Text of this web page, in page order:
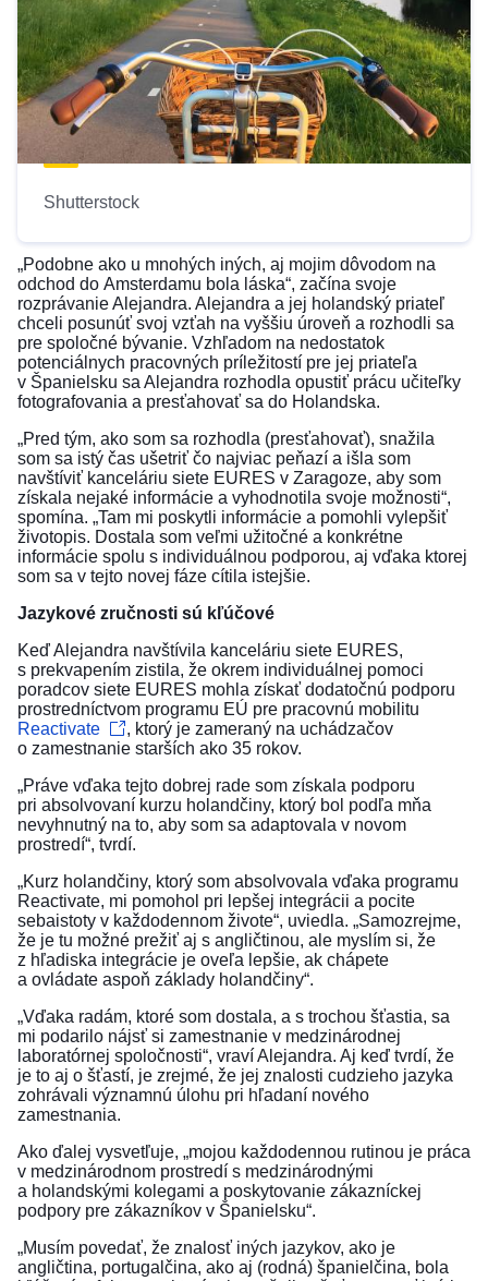
Shutterstock
„Podobne ako u mnohých iných, aj mojim dôvodom na
odchod do Amsterdamu bola láska“, začína svoje
rozprávanie Alejandra. Alejandra a jej holandský priateľ
chceli posunúť svoj vzťah na vyššiu úroveň a rozhodli sa
pre spoločné bývanie. Vzhľadom na nedostatok
potenciálnych pracovných príležitostí pre jej priateľa
v Španielsku sa Alejandra rozhodla opustiť prácu učiteľky
fotografovania a presťahovať sa do Holandska.
„Pred tým, ako som sa rozhodla (presťahovať), snažila
som sa istý čas ušetriť čo najviac peňazí a išla som
navštíviť kanceláriu siete EURES v Zaragoze, aby som
získala nejaké informácie a vyhodnotila svoje možnosti“,
spomína. „Tam mi poskytli informácie a pomohli vylepšiť
životopis. Dostala som veľmi užitočné a konkrétne
informácie spolu s individuálnou podporou, aj vďaka ktorej
som sa v tejto novej fáze cítila istejšie.
Jazykové zručnosti sú kľúčové
Keď Alejandra navštívila kanceláriu siete EURES,
s prekvapením zistila, že okrem individuálnej pomoci
poradcov siete EURES mohla získať dodatočnú podporu
prostredníctvom programu EÚ pre pracovnú mobilitu
Reactivate
, ktorý je zameraný na uchádzačov
o zamestnanie starších ako 35 rokov.
„Práve vďaka tejto dobrej rade som získala podporu
pri absolvovaní kurzu holandčiny, ktorý bol podľa mňa
nevyhnutný na to, aby som sa adaptovala v novom
prostredí“, tvrdí.
„Kurz holandčiny, ktorý som absolvovala vďaka programu
Reactivate, mi pomohol pri lepšej integrácii a pocite
sebaistoty v každodennom živote“, uviedla. „Samozrejme,
že je tu možné prežiť aj s angličtinou, ale myslím si, že
z hľadiska integrácie je oveľa lepšie, ak chápete
a ovládate aspoň základy holandčiny“.
„Vďaka radám, ktoré som dostala, a s trochou šťastia, sa
mi podarilo nájsť si zamestnanie v medzinárodnej
laboratórnej spoločnosti“, vraví Alejandra. Aj keď tvrdí, že
je to aj o šťastí, je zrejmé, že jej znalosti cudzieho jazyka
zohrávali významnú úlohu pri hľadaní nového
zamestnania.
Ako ďalej vysvetľuje, „mojou každodennou rutinou je práca
v medzinárodnom prostredí s medzinárodnými
a holandskými kolegami a poskytovanie zákazníckej
podpory pre zákazníkov v Španielsku“.
„Musím povedať, že znalosť iných jazykov, ako je
angličtina, portugalčina, ako aj (rodná) španielčina, bola